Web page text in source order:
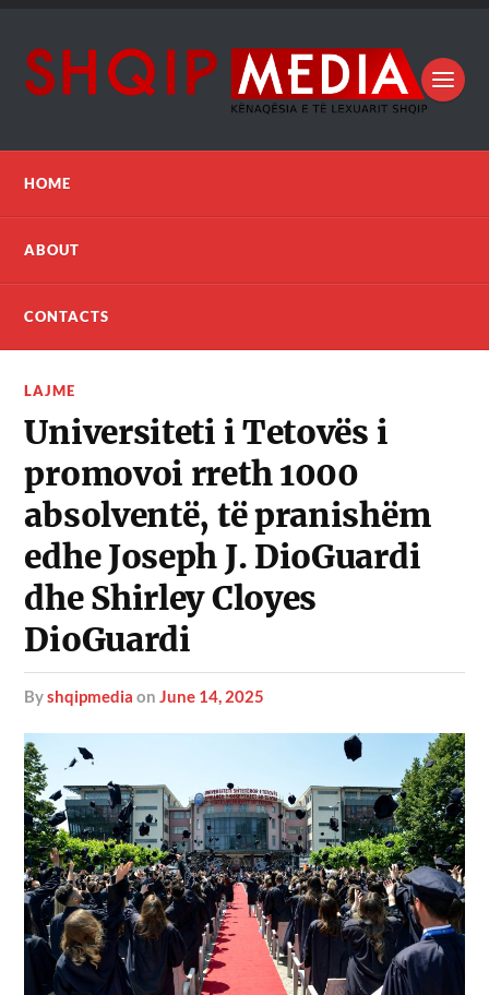
HOME
ABOUT
CONTACTS
LAJME
Universiteti i Tetovës i
promovoi rreth 1000
absolventë, të pranishëm
edhe Joseph J. DioGuardi
dhe Shirley Cloyes
DioGuardi
byshqipmedia onJune 14, 2025